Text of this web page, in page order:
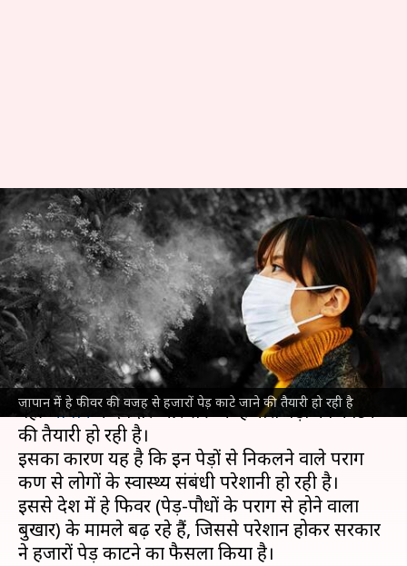
जापान में हे फीवर की वजह से हजारों पेड़ काटे जाने की तैयारी हो रही है
जापान: 'बुखार' से निपटने के लिए हर
साल देवदार और सरू के 70,000 पेड़
काटेगी सरकार
लेखन अंजली May 31, 2023 04:20 pm
क्या है खबर?
जहां एक तरफ दुनिया को ज्यादा हरियाली की जरूरत है,
वहींजापानमें देवदार और सरू के हजारों पेड़ों को काटने
की तैयारी हो रही है।
इसका कारण यह है कि इन पेड़ों से निकलने वाले पराग
कण से लोगों के स्वास्थ्य संबंधी परेशानी हो रही है।
इससे देश में हे फिवर (पेड़-पौधों के पराग से होने वाला
बुखार) के मामले बढ़ रहे हैं, जिससे परेशान होकर सरकार
ने हजारों पेड़ काटने का फैसला किया है।